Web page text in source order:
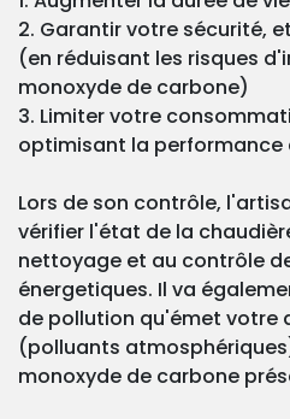
2. Garantir votre sécurité,
(en réduisant les risques
monoxyde de carbone)
3. Limiter votre
optimisant la performance
Lors de son contrôle,
vérifier l'état de la
nettoyage et au contrôle
énergetiques. Il va
de pollution qu'émet votre
(polluants
monoxyde de carbone